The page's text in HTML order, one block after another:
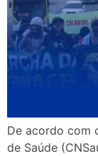
De acordo com
de Saúde